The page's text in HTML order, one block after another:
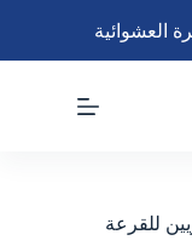
العشوائية
| دليل المصريين للقرعة